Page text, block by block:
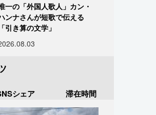
一の「外国人歌人」カン・
ンナさんが短歌で伝える
「引き算の文学」
シェア 滞在時間